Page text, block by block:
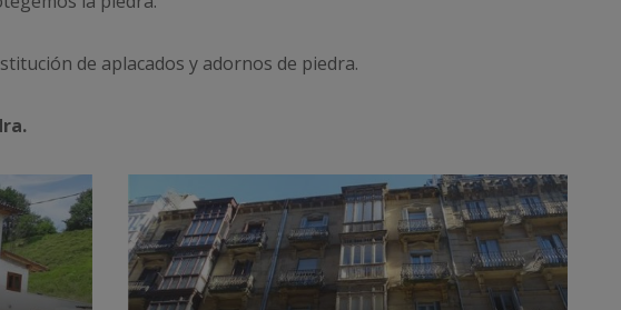
de aplacados y adornos de piedra.